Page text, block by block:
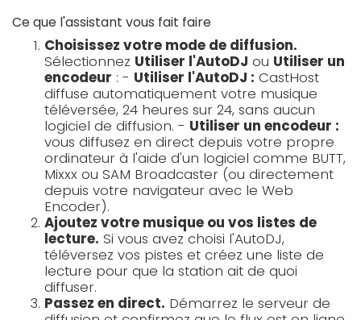
Ce que l'assistant vous fait faire
Choisissez votre mode de diffusion.
Sélectionnez Utiliser l'AutoDJ ou Utiliser un
encodeur : - Utiliser l'AutoDJ : CastHost
diffuse automatiquement votre musique
téléversée, 24 heures sur 24, sans aucun
logiciel de diffusion. - Utiliser un encodeur :
vous diffusez en direct depuis votre propre
ordinateur à l'aide d'un logiciel comme BUTT,
Mixxx ou SAM Broadcaster (ou directement
depuis votre navigateur avec le Web
Encoder).
Ajoutez votre musique ou vos listes de
lecture. Si vous avez choisi l'AutoDJ,
téléversez vos pistes et créez une liste de
lecture pour que la station ait de quoi
diffuser.
Passez en direct. Démarrez le serveur de